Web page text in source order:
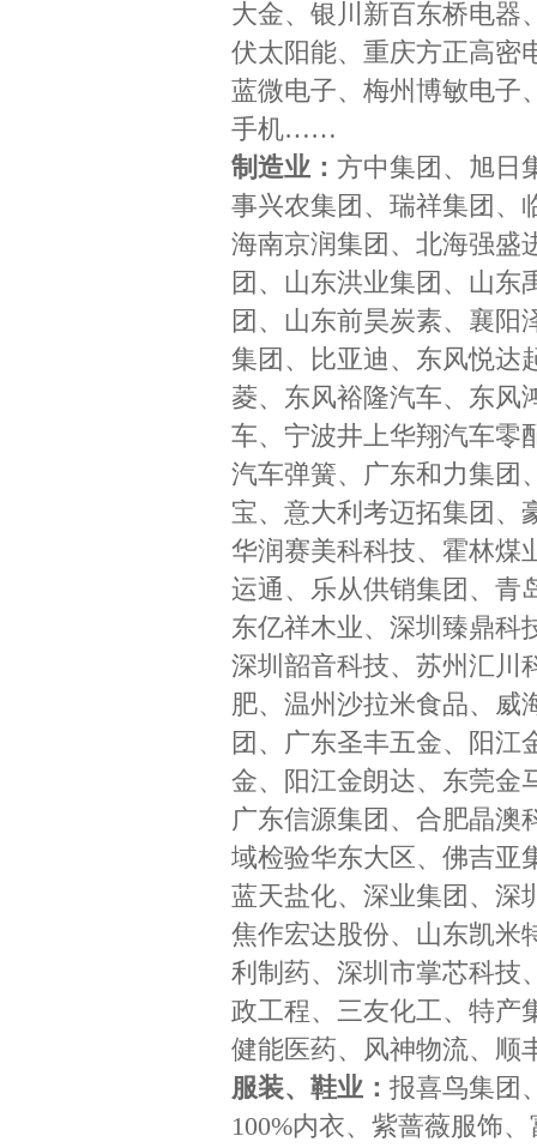
大金、银川新百东桥电器
伏太阳能、重庆方正高密
蓝微电子、梅州博敏电子
手机……
制造业： 方中集团、旭日
事兴农集团、瑞祥集团、
海南京润集团、北海强盛
团、山东洪业集团、山东
团、山东前昊炭素、襄阳
集团、比亚迪、东风悦达
菱、东风裕隆汽车、东风
车、宁波井上华翔汽车零
汽车弹簧、广东和力集团
宝、意大利考迈拓集团、
华润赛美科科技、霍林煤
运通、乐从供销集团、青
东亿祥木业、深圳臻鼎科
深圳韶音科技、苏州汇川
肥、温州沙拉米食品、威
团、广东圣丰五金、阳江
金、阳江金朗达、东莞金
广东信源集团、合肥晶澳
域检验华东大区、佛吉亚
蓝天盐化、深业集团、深
焦作宏达股份、山东凯米
利制药、深圳市掌芯科技
政工程、三友化工、特产
健能医药、风神物流、
服装、鞋业： 报喜鸟集团
100%内衣、紫蔷薇服饰